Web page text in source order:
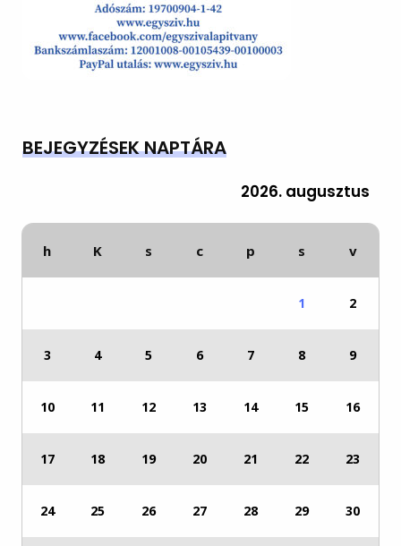
BEJEGYZÉSEK NAPTÁRA
2026. augusztus
h K s c p s v
1 2
3 4 5 6 7 8 9
10 11 12 13 14 15 16
17 18 19 20 21 22 23
24 25 26 27 28 29 30